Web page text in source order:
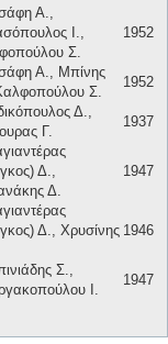
Α.,
Ι.,
Σ.
1952
Α., Μπίνης
Σ.
1952
Δ.,
Γ.
1937
Δ.,
Δ.
1947
Δ., Χρυσίνης 1946
Σ.,
Ι.
1947